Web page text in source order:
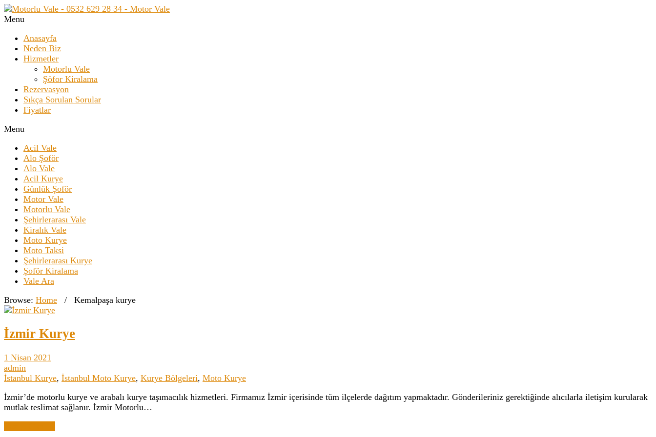
Menu
Anasayfa
Neden Biz
Hizmetler
Motorlu Vale
Şöfor Kiralama
Rezervasyon
Sıkça Sorulan Sorular
Fiyatlar
Menu
Acil Vale
Alo Şoför
Alo Vale
Acil Kurye
Günlük Şoför
Motor Vale
Motorlu Vale
Şehirlerarası Vale
Kiralık Vale
Moto Kurye
Moto Taksi
Şehirlerarası Kurye
Şoför Kiralama
Vale Ara
Browse: Home / Kemalpaşa kurye
İzmir Kurye
1 Nisan 2021
admin
İstanbul Kurye, İstanbul Moto Kurye, Kurye Bölgeleri, Moto Kurye
İzmir’de motorlu kurye ve arabalı kurye taşımacılık hizmetleri. Firmamız İzmir içerisinde tüm ilçelerde dağıtım yapmaktadır. Gönderileriniz gerektiğinde alıcılarla iletişim kurularak
mutlak teslimat sağlanır. İzmir Motorlu…